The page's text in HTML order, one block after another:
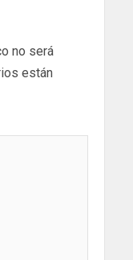
no será
están